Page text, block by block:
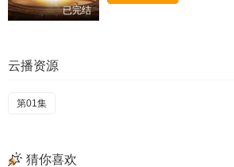
已完结
云播资源
第01集
猜你喜欢